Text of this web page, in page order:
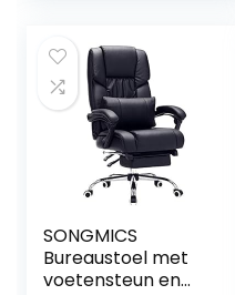
Rugleuning…
SONGMICS
Bureaustoel met
voetensteun en